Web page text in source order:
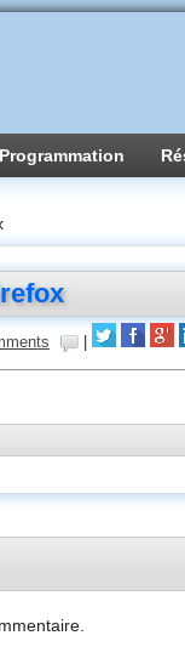
Programmation